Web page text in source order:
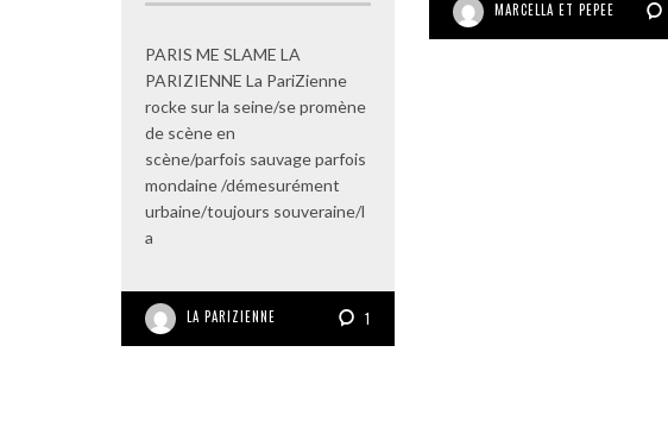
MARCELLA ET PEPEE
PARIS ME SLAME LA
PARIZIENNE La PariZienne
rocke sur la seine/se promène
de scène en
scène/parfois sauvage parfois
mondaine /démesurément
urbaine/toujours souveraine/l
a
LA PARIZIENNE 1